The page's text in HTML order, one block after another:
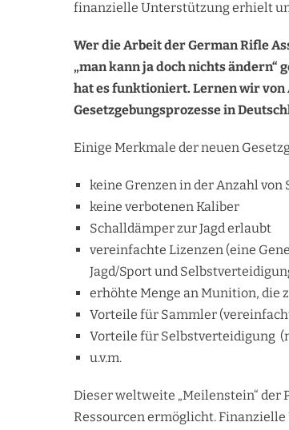
finanzielle Unterstützung erhielt
Wer die Arbeit der German Rifle
„man kann ja doch nichts
hat es funktioniert. Lernen wir von
Gesetzgebungsprozesse in
Einige Merkmale der neuen
keine Grenzen in der Anzahl von
keine verbotenen Kaliber
Schalldämper zur Jagd erlaubt
vereinfachte Lizenzen (eine
Jagd/Sport und
erhöhte Menge an Munition, die
Vorteile für Sammler
Vorteile für Selbstverteidigung
u.v.m.
Dieser weltweite „Meilenstein“
Ressourcen ermöglicht.